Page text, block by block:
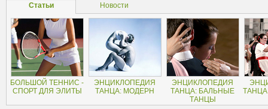
Статьи Новости
БОЛЬШОЙ ТЕННИС -
СПОРТ ДЛЯ ЭЛИТЫ
ЭНЦИКЛОПЕДИЯ
ТАНЦА: МОДЕРН
ЭНЦИКЛОПЕДИЯ
ТАНЦА: БАЛЬНЫЕ
ТАНЦЫ